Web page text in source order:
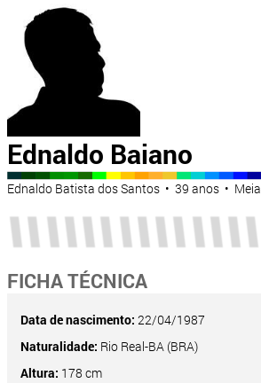
Ednaldo Baiano
Ednaldo Batista dos Santos • 39 anos • Meia
FICHA TÉCNICA
Data de nascimento: 22/04/1987
Naturalidade: Rio Real-BA (BRA)
Altura: 178 cm